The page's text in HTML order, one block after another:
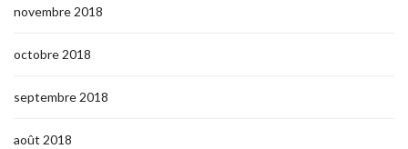
novembre 2018
octobre 2018
septembre 2018
août 2018